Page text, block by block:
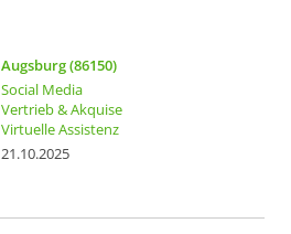
Augsburg (86150)
Social Media
Vertrieb & Akquise
Virtuelle Assistenz
21.10.2025